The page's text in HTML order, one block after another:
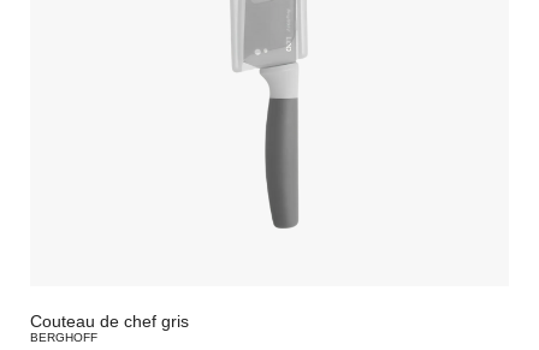
Couteau de chef gris
BERGHOFF